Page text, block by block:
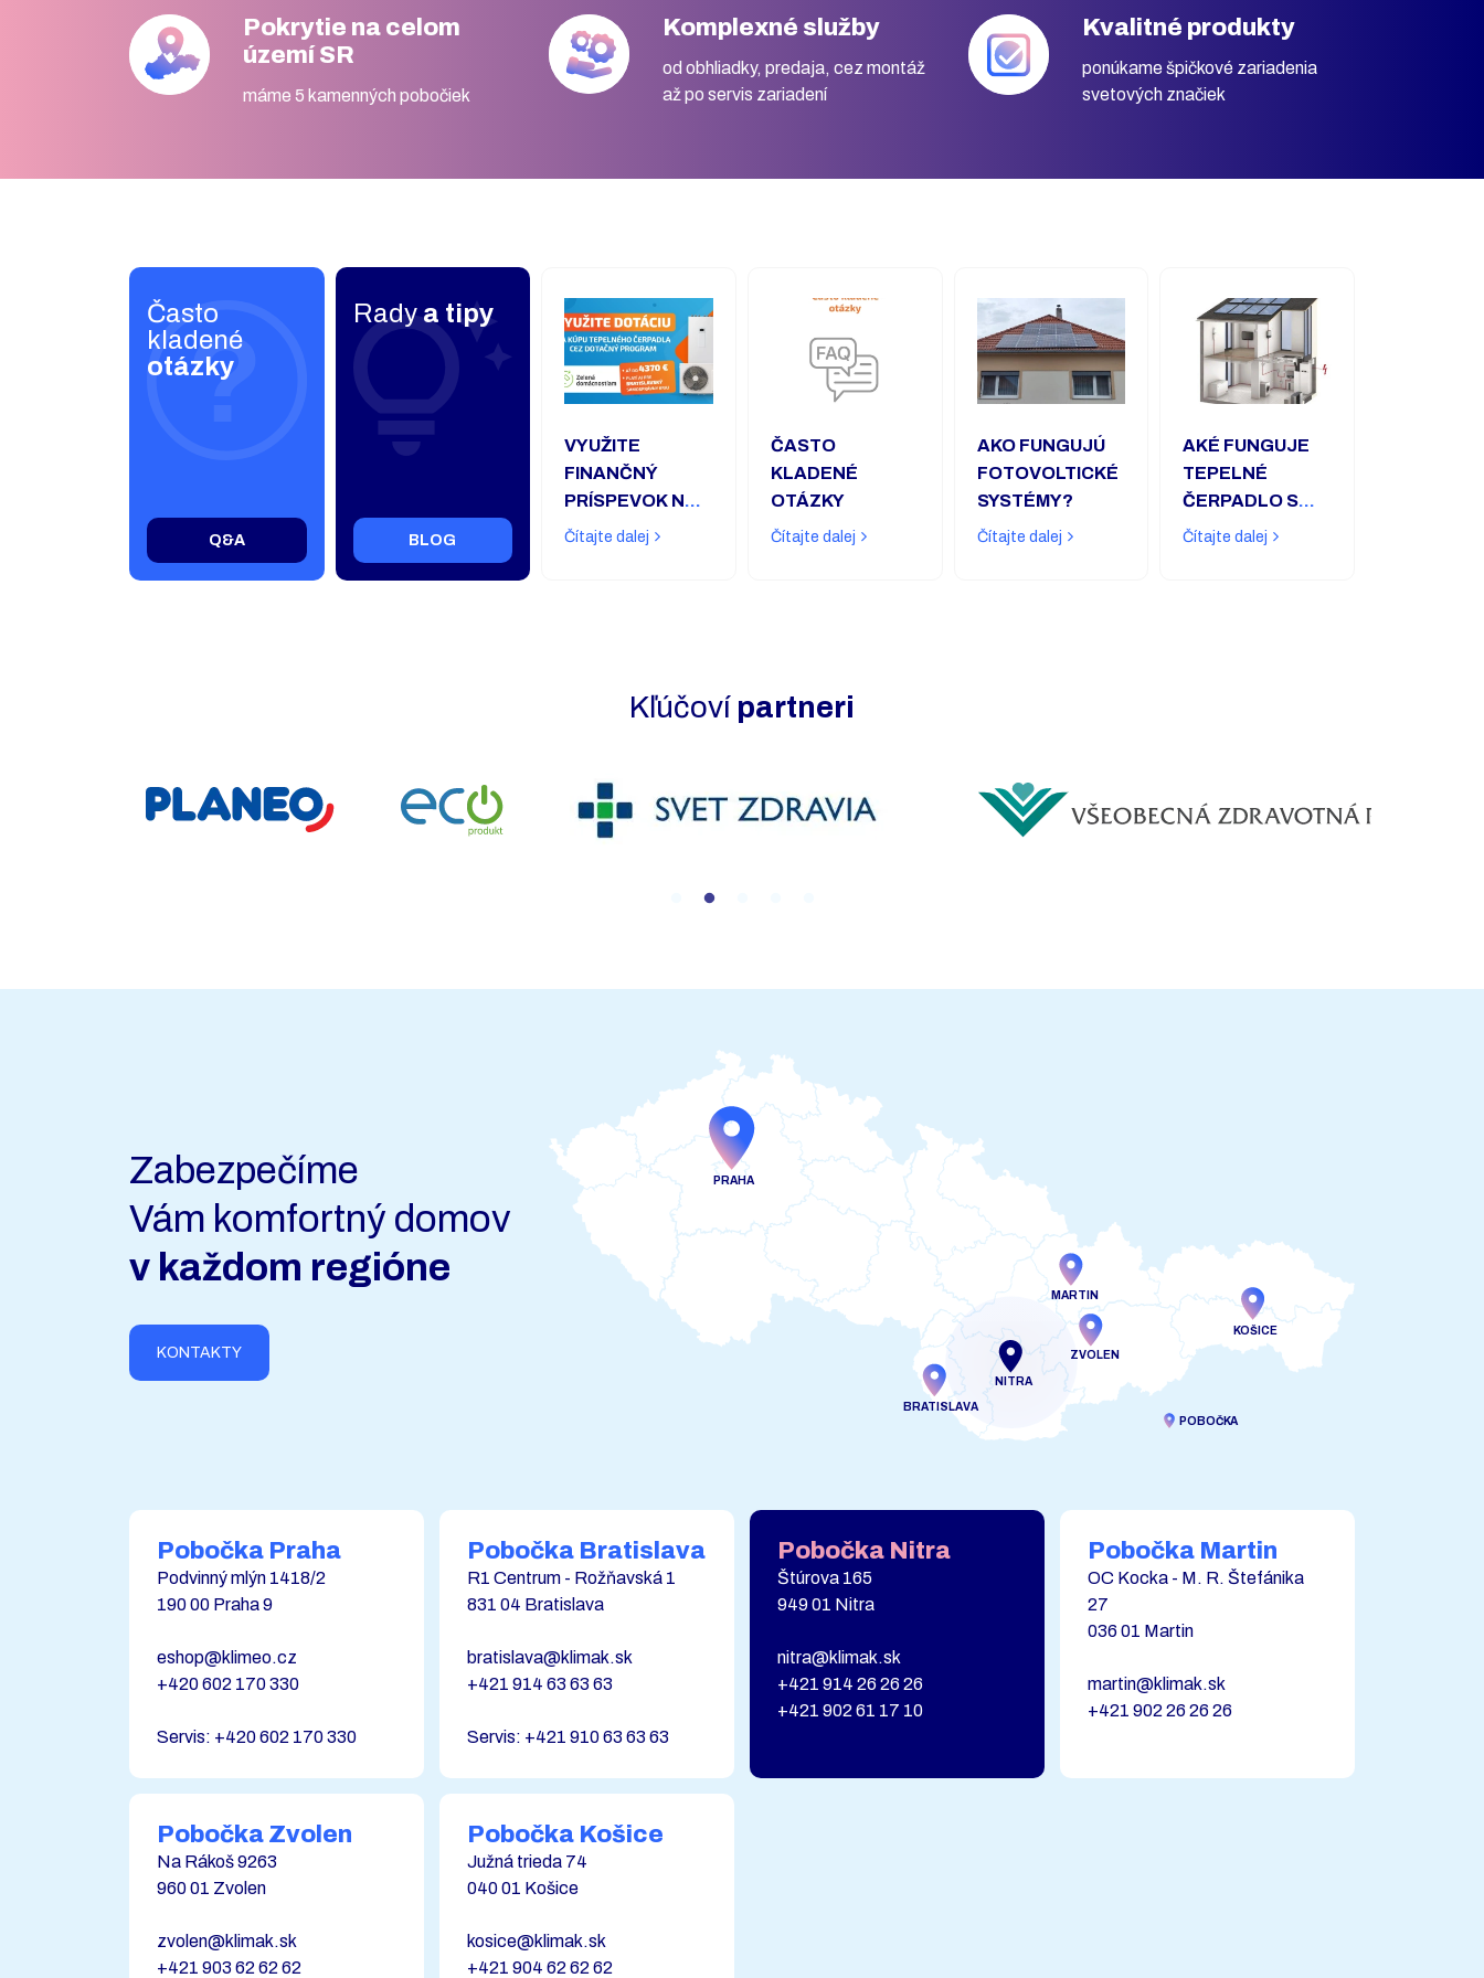
Pokrytie na celom
území SR
máme 5 kamenných pobočiek
Komplexné služby
od obhliadky, predaja, cez montáž
až po servis zariadení
Kvalitné produkty
ponúkame špičkové zariadenia
svetových značiek
Často
kladené
otázky
Q&A
Radya tipy
BLOG
VYUŽITE
FINANČNÝ
PRÍSPEVOK NA
TEPELNÉ
Čítajte dalej
ČASTO
KLADENÉ
OTÁZKY
Čítajte dalej
AKO FUNGUJÚ
FOTOVOLTICKÉ
SYSTÉMY?
Čítajte dalej
AKÉ FUNGUJE
TEPELNÉ
ČERPADLO S
FOTOVOLTIKOU?
Čítajte dalej
Kľúčoví partneri
Zabezpečíme
Vám komfortný domov
v každom regióne
KONTAKTY
BRATISLAVA
NITRA
MARTIN
ZVOLEN
KOŠICE
POBOČKA
PRAHA
Pobočka Praha
Podvinný mlýn 1418/2
190 00 Praha 9
eshop@klimeo.cz
+420 602 170 330
Servis: +420 602 170 330
Pobočka Bratislava
R1 Centrum - Rožňavská 1
831 04 Bratislava
bratislava@klimak.sk
+421 914 63 63 63
Servis: +421 910 63 63 63
Pobočka Nitra
Štúrova 165
949 01 Nitra
nitra@klimak.sk
+421 914 26 26 26
+421 902 61 17 10
Pobočka Martin
OC Kocka - M. R. Štefánika
27
036 01 Martin
martin@klimak.sk
+421 902 26 26 26
Pobočka Zvolen
Na Rákoš 9263
960 01 Zvolen
zvolen@klimak.sk
+421 903 62 62 62
Pobočka Košice
Južná trieda 74
040 01 Košice
kosice@klimak.sk
+421 904 62 62 62